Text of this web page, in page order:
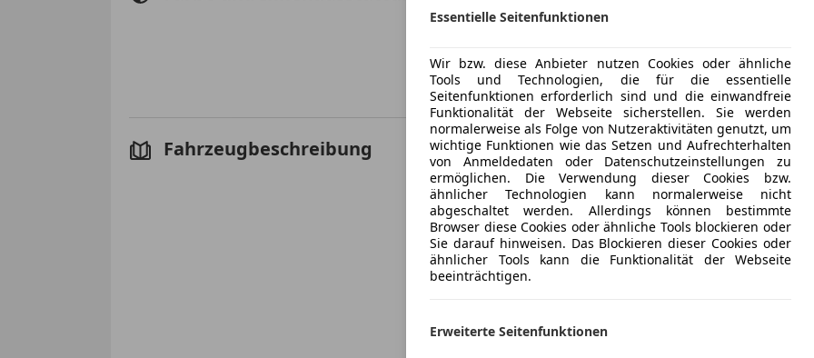
Elektrische
Getönte
Klimaanlage
Start/Stop-
teilb.
Lackierung
Farbe der Innenausstattung
Grau
Innenausstattung
Stoff
Fahrzeugbeschreibung Ihr Ansprechpartner für dieses KFZ:
Telefonzentrale, Tel: +43 720 883 080
Fahrzeugnummer: 109097
Essentielle Seitenfunktionen
Wir bzw. diese Anbieter nutzen Cookies oder ähnliche
Tools und Technologien, die für die essentielle
Seitenfunktionen erforderlich sind und die einwandfreie
Funktionalität der Webseite sicherstellen. Sie werden
normalerweise als Folge von Nutzeraktivitäten genutzt, um
wichtige Funktionen wie das Setzen und Aufrechterhalten
von Anmeldedaten oder Datenschutzeinstellungen zu
ermöglichen. Die Verwendung dieser Cookies bzw.
ähnlicher Technologien kann normalerweise nicht
abgeschaltet werden. Allerdings können bestimmte
Browser diese Cookies oder ähnliche Tools blockieren oder
Sie darauf hinweisen. Das Blockieren dieser Cookies oder
ähnlicher Tools kann die Funktionalität der Webseite
beeinträchtigen.
Erweiterte Seitenfunktionen